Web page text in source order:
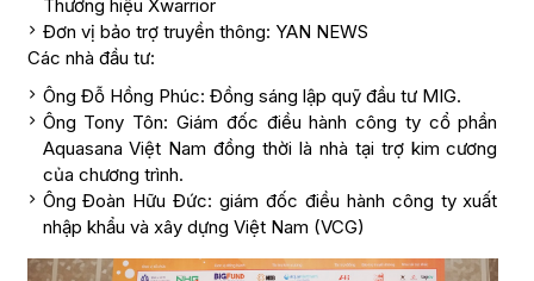
Thương hiệu Xwarrior
Đơn vị bảo trợ truyền thông: YAN NEWS
Các nhà đầu tư:
Ông Đỗ Hồng Phúc: Đồng sáng lập quỹ đầu tư MIG.
Ông Tony Tôn: Giám đốc điều hành công ty cổ phần
Aquasana Việt Nam đồng thời là nhà tại trợ kim cương
của chương trình.
Ông Đoàn Hữu Đức: giám đốc điều hành công ty xuất
nhập khẩu và xây dựng Việt Nam (VCG)